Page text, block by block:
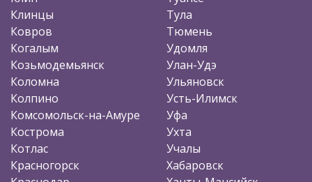
Клинцы
Ковров
Когалым
Козьмодемьянск
Коломна
Колпино
Комсомольск-на-Амуре
Кострома
Котлас
Красногорск
Тула
Тюмень
Удомля
Улан-Удэ
Ульяновск
Усть-Илимск
Уфа
Ухта
Учалы
Хабаровск